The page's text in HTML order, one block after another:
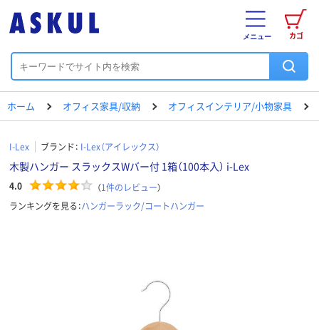
カゴ
メニュー
ホーム オフィス家具/収納 オフィスインテリア/小物家具
I-Lex ブランド： I-Lex（アイレックス）
木製ハンガー スラックスWバー付 1箱（100本入） i-Lex
4.0 （1件のレビュー）
ランキングを見る：ハンガーラック/コートハンガー